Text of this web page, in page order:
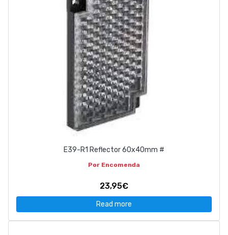
E39-R1 Reflector 60x40mm #
Por Encomenda
23,95€
Read more